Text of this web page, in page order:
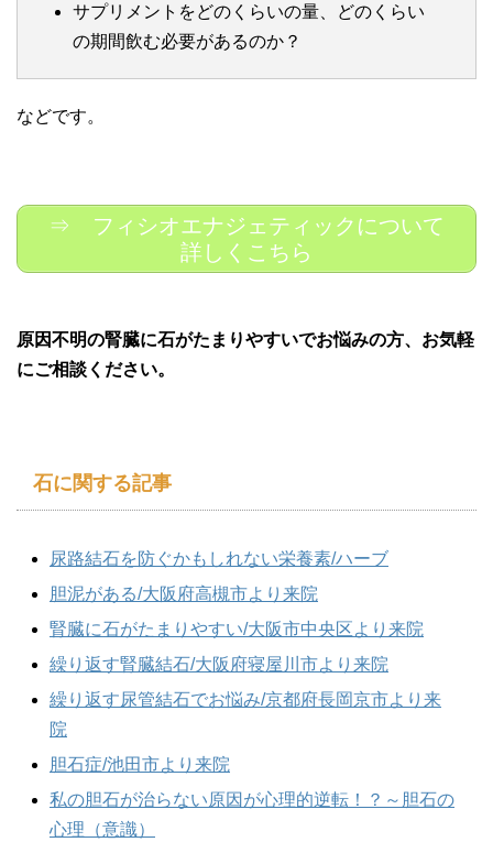
サプリメントをどのくらいの量、どのくらい
の期間飲む必要があるのか？
などです。
⇒ フィシオエナジェティックについて
詳しくこちら
原因不明の腎臓に石がたまりやすいでお悩みの方、お気軽
にご相談ください。
石に関する記事
尿路結石を防ぐかもしれない栄養素/ハーブ
胆泥がある/大阪府高槻市より来院
腎臓に石がたまりやすい/大阪市中央区より来院
繰り返す腎臓結石/大阪府寝屋川市より来院
繰り返す尿管結石でお悩み/京都府長岡京市より来
院
胆石症/池田市より来院
私の胆石が治らない原因が心理的逆転！？～胆石の
心理（意識）